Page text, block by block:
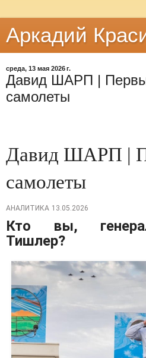
Аркадий
среда, 13 мая 2026 г.
Давид ШАРП |
самолеты
Давид ШАРП |
самолеты
АНАЛИТИКА 13.05.2026
Кто вы,
Тишлер?